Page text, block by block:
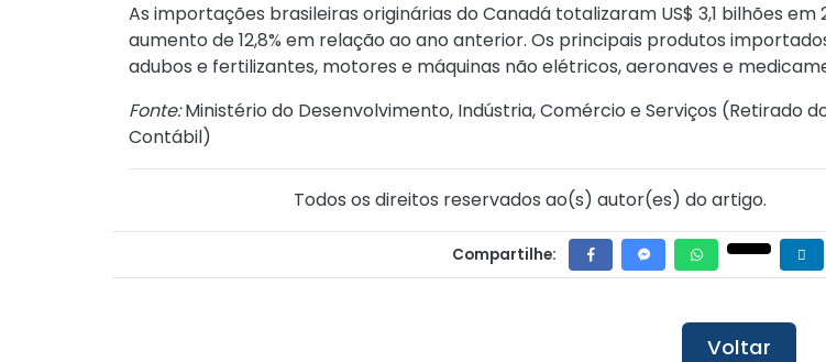
As importações brasileiras originárias do Canadá totalizaram US$ 3,1 bilhões em
aumento de 12,8% em relação ao ano anterior. Os principais produtos
adubos e fertilizantes, motores e máquinas não elétricos, aeronaves e
Fonte:Ministério do Desenvolvimento, Indústria, Comércio e Serviços (Retirado
Contábil)
Todos os direitos reservados ao(s) autor(es) do artigo.
Compartilhe:
Voltar